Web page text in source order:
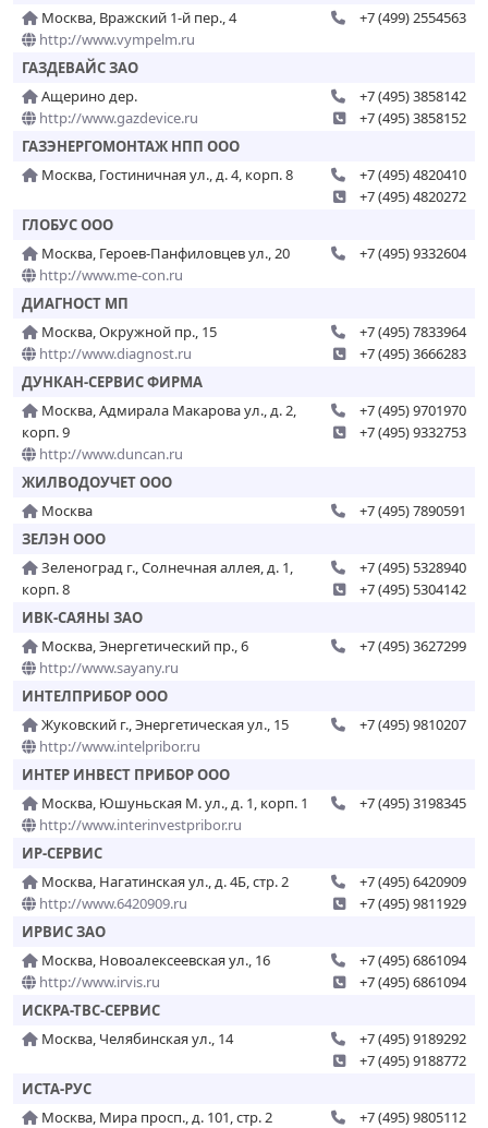
Москва, Вражский 1-й пер., 4
http://www.vympelm.ru
+7 (499) 2554563
ГАЗДЕВАЙС ЗАО
Ащерино дер.
http://www.gazdevice.ru
+7 (495) 3858142
+7 (495) 3858152
ГАЗЭНЕРГОМОНТАЖ НПП ООО
Москва, Гостиничная ул., д. 4, корп. 8
+7 (495) 4820410
+7 (495) 4820272
ГЛОБУС ООО
Москва, Героев-Панфиловцев ул., 20
http://www.me-con.ru
+7 (495) 9332604
ДИАГНОСТ МП
Москва, Окружной пр., 15
http://www.diagnost.ru
+7 (495) 7833964
+7 (495) 3666283
ДУНКАН-СЕРВИС ФИРМА
Москва, Адмирала Макарова ул., д. 2,
корп. 9
http://www.duncan.ru
+7 (495) 9701970
+7 (495) 9332753
ЖИЛВОДОУЧЕТ ООО
Москва
+7 (495) 7890591
ЗЕЛЭН ООО
Зеленоград г., Солнечная аллея, д. 1,
корп. 8
+7 (495) 5328940
+7 (495) 5304142
ИВК-САЯНЫ ЗАО
Москва, Энергетический пр., 6
http://www.sayany.ru
+7 (495) 3627299
ИНТЕЛПРИБОР ООО
Жуковский г., Энергетическая ул., 15
http://www.intelpribor.ru
+7 (495) 9810207
ИНТЕР ИНВЕСТ ПРИБОР ООО
Москва, Юшуньская М. ул., д. 1, корп. 1
http://www.interinvestpribor.ru
+7 (495) 3198345
ИР-СЕРВИС
Москва, Нагатинская ул., д. 4Б, стр. 2
http://www.6420909.ru
+7 (495) 6420909
+7 (495) 9811929
ИРВИС ЗАО
Москва, Новоалексеевская ул., 16
http://www.irvis.ru
+7 (495) 6861094
+7 (495) 6861094
ИСКРА-ТВС-СЕРВИС
Москва, Челябинская ул., 14
+7 (495) 9189292
+7 (495) 9188772
ИСТА-РУС
Москва, Мира просп., д. 101, стр. 2
+7 (495) 9805112